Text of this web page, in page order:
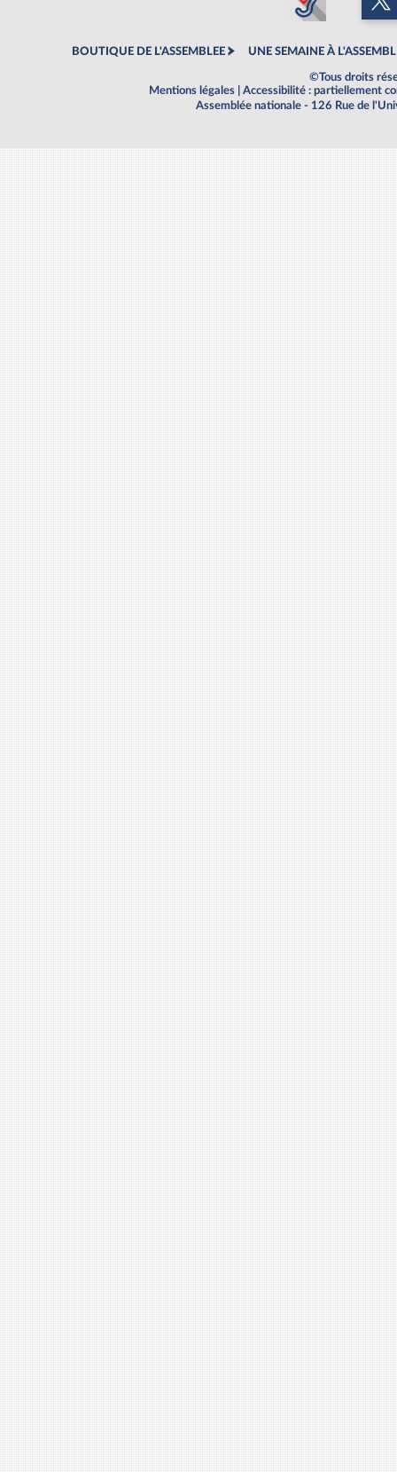
BOUTIQUE DE L'ASSEMBLEE UNE SEMAINE À
©Tous droits
Mentions légales
Accessibilité : partiellement
Assemblée nationale - 126 Rue de